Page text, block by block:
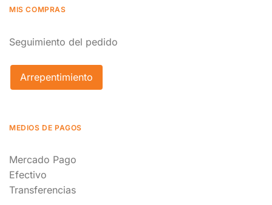
MIS COMPRAS
Seguimiento del pedido
Arrepentimiento
MEDIOS DE PAGOS
Mercado Pago
Efectivo
Transferencias